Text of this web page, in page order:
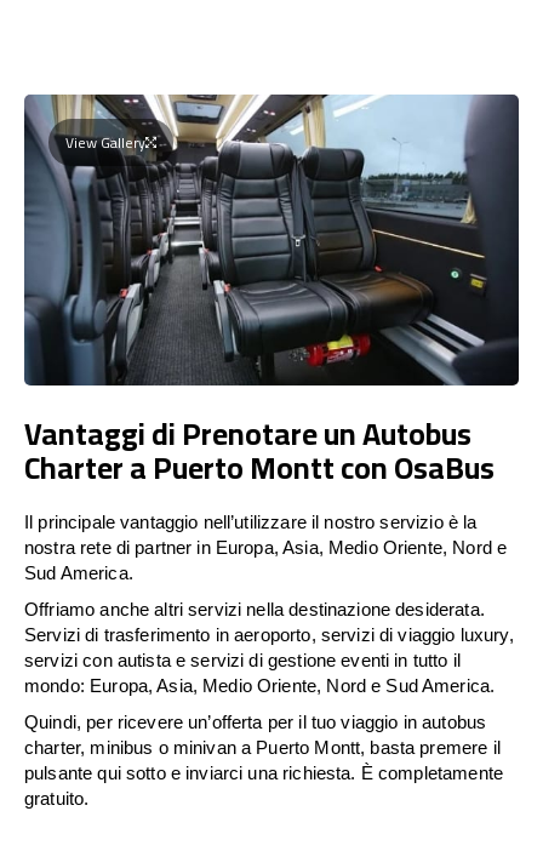
View Gallery
Vantaggi di Prenotare un Autobus
Charter a Puerto Montt con OsaBus
Il principale vantaggio nell’utilizzare il nostro servizio è la
nostra rete di partner in Europa, Asia, Medio Oriente, Nord e
Sud America.
Offriamo anche altri servizi nella destinazione desiderata.
Servizi di trasferimento in aeroporto, servizi di viaggio luxury,
servizi con autista e servizi di gestione eventi in tutto il
mondo: Europa, Asia, Medio Oriente, Nord e Sud America.
Quindi, per ricevere un’offerta per il tuo viaggio in autobus
charter, minibus o minivan a Puerto Montt, basta premere il
pulsante qui sotto e inviarci una richiesta. È completamente
gratuito.